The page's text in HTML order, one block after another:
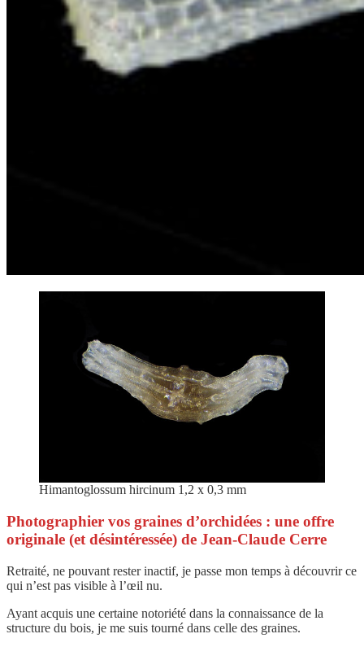
Himantoglossum hircinum 1,2 x 0,3 mm
Photographier vos graines d’orchidées : une offre
originale (et désintéressée) de Jean-Claude Cerre
Retraité, ne pouvant rester inactif, je passe mon temps à découvrir ce
qui n’est pas visible à l’œil nu.
Ayant acquis une certaine notoriété dans la connaissance de la
structure du bois, je me suis tourné dans celle des graines.